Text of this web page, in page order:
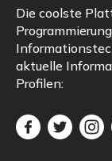
Die coolste
aktuelle
Profilen: